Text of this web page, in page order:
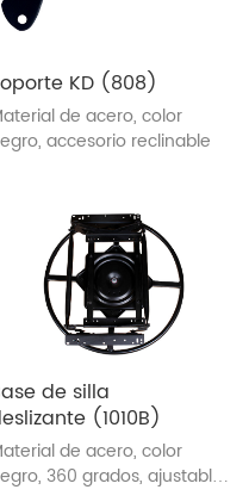
KD (808)
de acero, color
accesorio reclinable
de silla
(1010B)
de acero, color
360 grados, ajustable